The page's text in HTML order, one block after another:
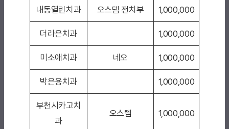
내동열린치과 오스템 전치부 1,000,000
더라은치과 1,000,000
미소애치과 네오 1,000,000
박은용치과 1,000,000
부천시카고치
과
오스템 1,000,000